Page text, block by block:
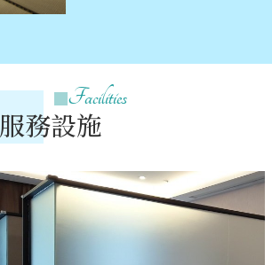
Facilities
服務設施